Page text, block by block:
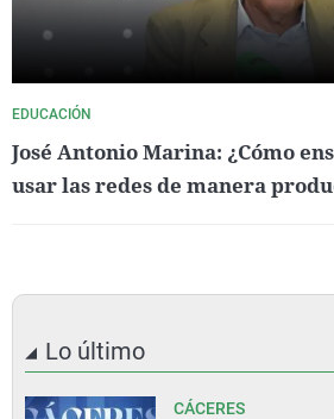
EDUCACIÓN
José Antonio Marina: ¿Cómo
usar las redes de manera
Lo último
CÁCERES